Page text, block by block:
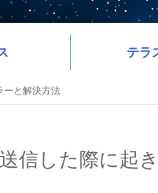
テラ
ーと解決方法
信した際に起